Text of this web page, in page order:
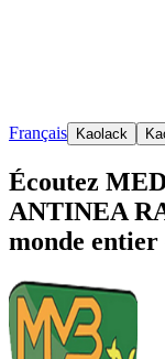
Français Kaolack
Écoutez
ANTINEA
monde